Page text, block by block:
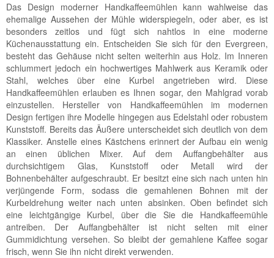
Das Design moderner Handkaffeemühlen kann wahlweise das
ehemalige Aussehen der Mühle widerspiegeln, oder aber, es ist
besonders zeitlos und fügt sich nahtlos in eine moderne
Küchenausstattung ein. Entscheiden Sie sich für den Evergreen,
besteht das Gehäuse nicht selten weiterhin aus Holz. Im Inneren
schlummert jedoch ein hochwertiges Mahlwerk aus Keramik oder
Stahl, welches über eine Kurbel angetrieben wird. Diese
Handkaffeemühlen erlauben es Ihnen sogar, den Mahlgrad vorab
einzustellen. Hersteller von Handkaffeemühlen im modernen
Design fertigen ihre Modelle hingegen aus Edelstahl oder robustem
Kunststoff. Bereits das Äußere unterscheidet sich deutlich von dem
Klassiker. Anstelle eines Kästchens erinnert der Aufbau ein wenig
an einen üblichen Mixer. Auf dem Auffangbehälter aus
durchsichtigem Glas, Kunststoff oder Metall wird der
Bohnenbehälter aufgeschraubt. Er besitzt eine sich nach unten hin
verjüngende Form, sodass die gemahlenen Bohnen mit der
Kurbeldrehung weiter nach unten absinken. Oben befindet sich
eine leichtgängige Kurbel, über die Sie die Handkaffeemühle
antreiben. Der Auffangbehälter ist nicht selten mit einer
Gummidichtung versehen. So bleibt der gemahlene Kaffee sogar
frisch, wenn Sie ihn nicht direkt verwenden.